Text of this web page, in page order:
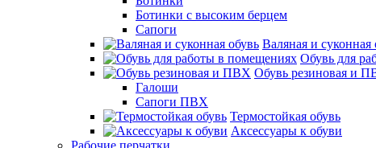
Ботинки с высоким берцем
Сапоги
Валяная и суконная
Обувь для
Обувь резиновая и
Галоши
Сапоги ПВХ
Термостойкая обувь
Аксессуары к обуви
Рабочие перчатки